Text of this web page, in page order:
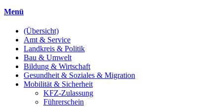
Menü
(Übersicht)
Amt & Service
Landkreis & Politik
Bau & Umwelt
Bildung & Wirtschaft
Gesundheit & Soziales & Migration
Mobilität & Sicherheit
KFZ-Zulassung
Führerschein